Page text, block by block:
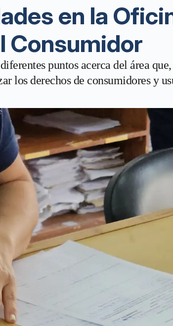
en la
Consumidor
puntos acerca del área que,
los derechos de consumidores y